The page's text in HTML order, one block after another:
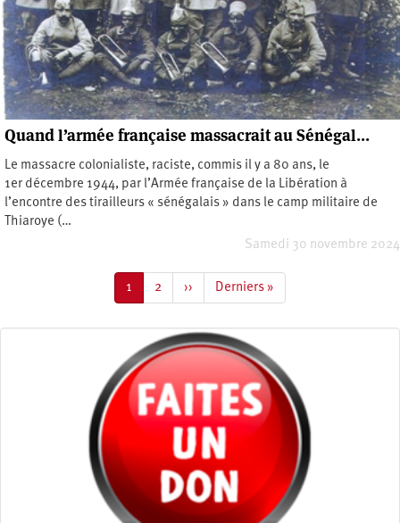
Quand l’armée française massacrait au Sénégal…
Le massacre colonialiste, raciste, commis il y a 80 ans, le
1er décembre 1944, par l’Armée française de la Libération à
l’encontre des tirailleurs « sénégalais » dans le camp militaire de
Thiaroye (…
Samedi 30 novembre 2024
Page
courante
1 Page
2
Page
suivante
››
Dernière
page
Derniers »